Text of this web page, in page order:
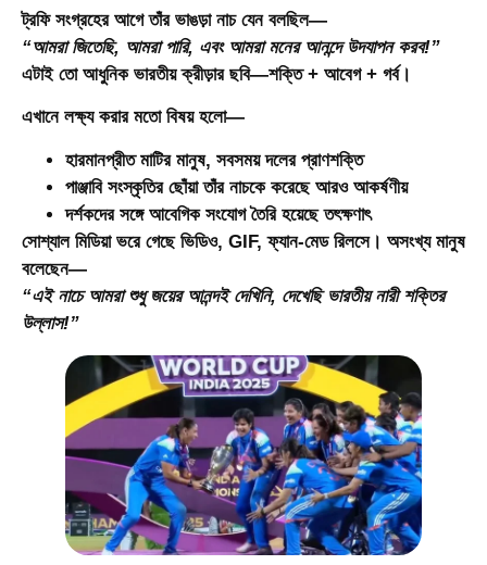
ট্রফি সংগ্রহের আগে তাঁর ভাঙড়া নাচ যেন বলছিল—
“আমরা জিতেছি, আমরা পারি, এবং আমরা মনের আনন্দে উদযাপন করব!”
এটাই তো আধুনিক ভারতীয় ক্রীড়ার ছবি—শক্তি + আবেগ + গর্ব।
এখানে লক্ষ্য করার মতো বিষয় হলো—
হারমানপ্রীত মাটির মানুষ, সবসময় দলের প্রাণশক্তি
পাঞ্জাবি সংস্কৃতির ছোঁয়া তাঁর নাচকে করেছে আরও আকর্ষণীয়
দর্শকদের সঙ্গে আবেগিক সংযোগ তৈরি হয়েছে তৎক্ষণাৎ
সোশ্যাল মিডিয়া ভরে গেছে ভিডিও, GIF, ফ্যান-মেড রিলসে। অসংখ্য মানুষ
বলেছেন—
“এই নাচে আমরা শুধু জয়ের আনন্দই দেখিনি, দেখেছি ভারতীয় নারী শক্তির
উল্লাস!”